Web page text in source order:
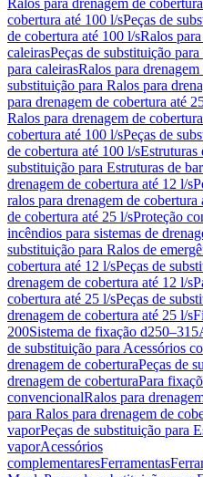
Ralos para drenagem de
cobertura até 100 l/sPeças de
de cobertura até 100 l/sRalos
caleirasPeças de substituição
para caleirasRalos para
substituição para Ralos para
para drenagem de cobertura até
Ralos para drenagem de
cobertura até 100 l/sPeças de
de cobertura até 100 l/sEstruturas
substituição para Estruturas de
drenagem de cobertura até 12 l/s
ralos para drenagem de cobertura
de cobertura até 25 l/sProteção
incêndios para sistemas de
substituição para Ralos de
cobertura até 12 l/sPeças de
drenagem de cobertura até 12 l/s
cobertura até 25 l/sPeças de
drenagem de cobertura até 25 l/s
200Sistema de fixação d250–315
de substituição para Acessórios
drenagem de coberturaPeças de
drenagem de coberturaPara
convencionalRalos para
para Ralos para drenagem de
vaporPeças de substituição para
vaporAcessórios
complementaresFerramentas